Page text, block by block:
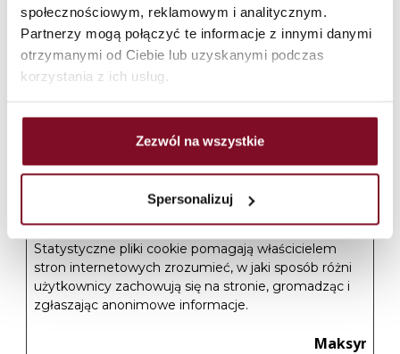
społecznościowym, reklamowym i analitycznym.
Partnerzy mogą połączyć te informacje z innymi danymi
otrzymanymi od Ciebie lub uzyskanymi podczas
korzystania z ich usług.
Zezwól na wszystkie
Spersonalizuj
csrf.sig
browsing-security
by preventing
cross-site request
for the security of
the website and
e
Statystyka (4)
Statystyczne pliki cookie pomagają właścicielem
stron internetowych zrozumieć, w jaki sposób różni
użytkownicy zachowują się na stronie, gromadząc i
zgłaszając anonimowe informacje.